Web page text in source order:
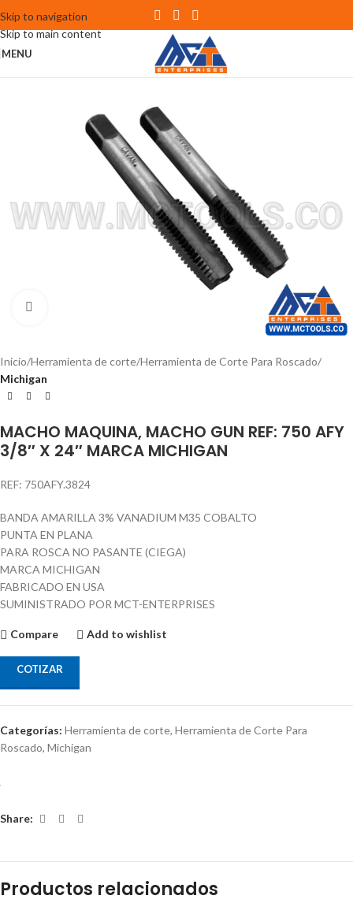
Skip to navigation
Skip to main content
MENU
Inicio Herramienta de corte Herramienta de Corte Para Roscado
Michigan
MACHO MAQUINA, MACHO GUN REF: 750 AFY
3/8″ X 24″ MARCA MICHIGAN
REF: 750AFY.3824
BANDA AMARILLA 3% VANADIUM M35 COBALTO
PUNTA EN PLANA
PARA ROSCA NO PASANTE (CIEGA)
MARCA MICHIGAN
FABRICADO EN USA
SUMINISTRADO POR MCT-ENTERPRISES
Compare Add to wishlist
COTIZAR
Categorías: Herramienta de corte, Herramienta de Corte Para
Roscado, Michigan
Share:
Productos relacionados